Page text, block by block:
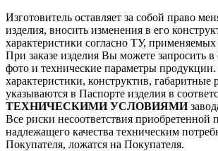
Изготовитель оставляет за собой право
изделия, вносить изменения в его
характеристики согласно ТУ, применяемых
При заказе изделия Вы можете запросить
фото и технические параметры
характеристики, конструктив, габаритные
указываются в Паспорте изделия в
ТЕХНИЧЕСКИМИ УСЛОВИЯМИ
Все риски несоответствия приобретенной
надлежащего качества техническим
Покупателя, ложатся на Покупателя.